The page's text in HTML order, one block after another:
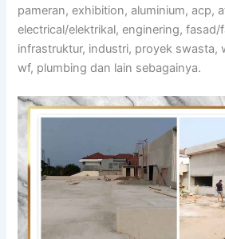
pameran, exhibition, aluminium, acp,
electrical/elektrikal, enginering, fasad/
infrastruktur, industri, proyek swasta,
wf, plumbing dan lain sebagainya.